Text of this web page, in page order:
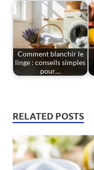
Comment blanchir le
linge : conseils simples
pour…
RELATED POSTS